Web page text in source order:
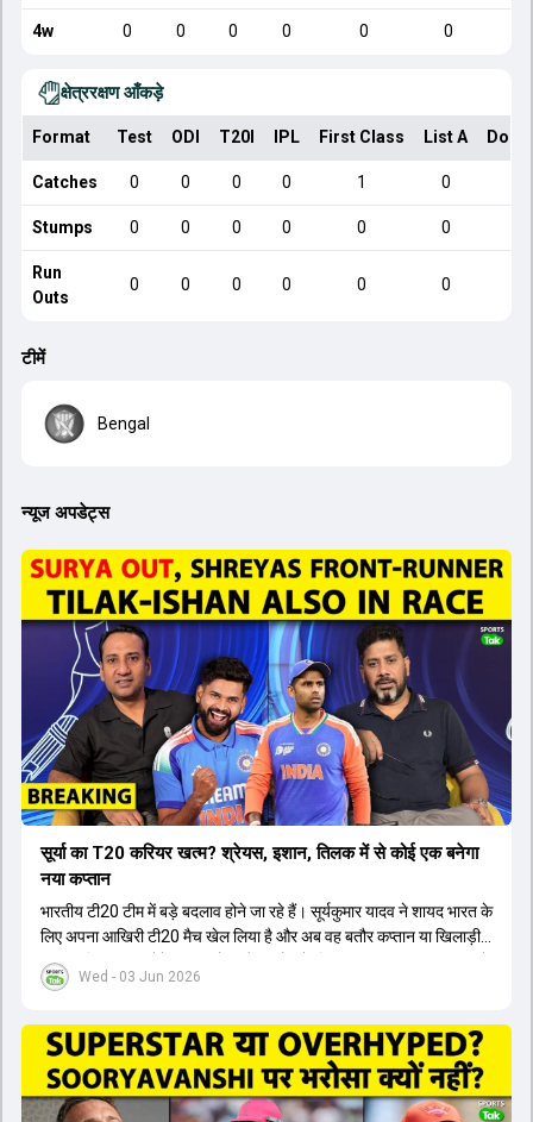
4w 0 0 0 0 0 0
क्षेत्ररक्षण आँकड़े
Format Test ODI T20I IPL First Class List A
Catches 0 0 0 0 1 0
Stumps 0 0 0 0 0 0
Run
Outs
0 0 0 0 0 0
टीमें
Bengal
न्यूज अपडेट्स
Wed - 03 Jun 2026
सूर्या का T20 करियर खत्म? श्रेयस, इशान, तिलक में से कोई एक बनेगा
नया कप्तान
भारतीय टी20 टीम में बड़े बदलाव होने जा रहे हैं। सूर्यकुमार यादव ने शायद भारत के
लिए अपना आखिरी टी20 मैच खेल लिया है और अब वह बतौर कप्तान या खिलाड़ी
टीम का हिस्सा नहीं होंगे। आयरलैंड और इंग्लैंड के खिलाफ आगामी टी20 सीरीज के
लिए नए कप्तान की तलाश जारी है। इस रेस में श्रेयस अय्यर सबसे आगे चल रहे
पटेल इस रेस में काफी पीछे हैं, जबकि संजू सैमसन और रजत पाटीदार कप्तानी की
दौड़ से बाहर हैं। आगामी सीरीज के लिए वैभव सूर्यवंशी को तीसरे ओपनर के तौर पर
टीम में शामिल किया जाएगा, जबकि अभिषेक शर्मा और संजू सैमसन पहली पसंद
होंगे। इसके अलावा नीतीश रेड्डी को बतौर ऑलराउंडर ज्यादा मौके मिलेंगे। अजीत